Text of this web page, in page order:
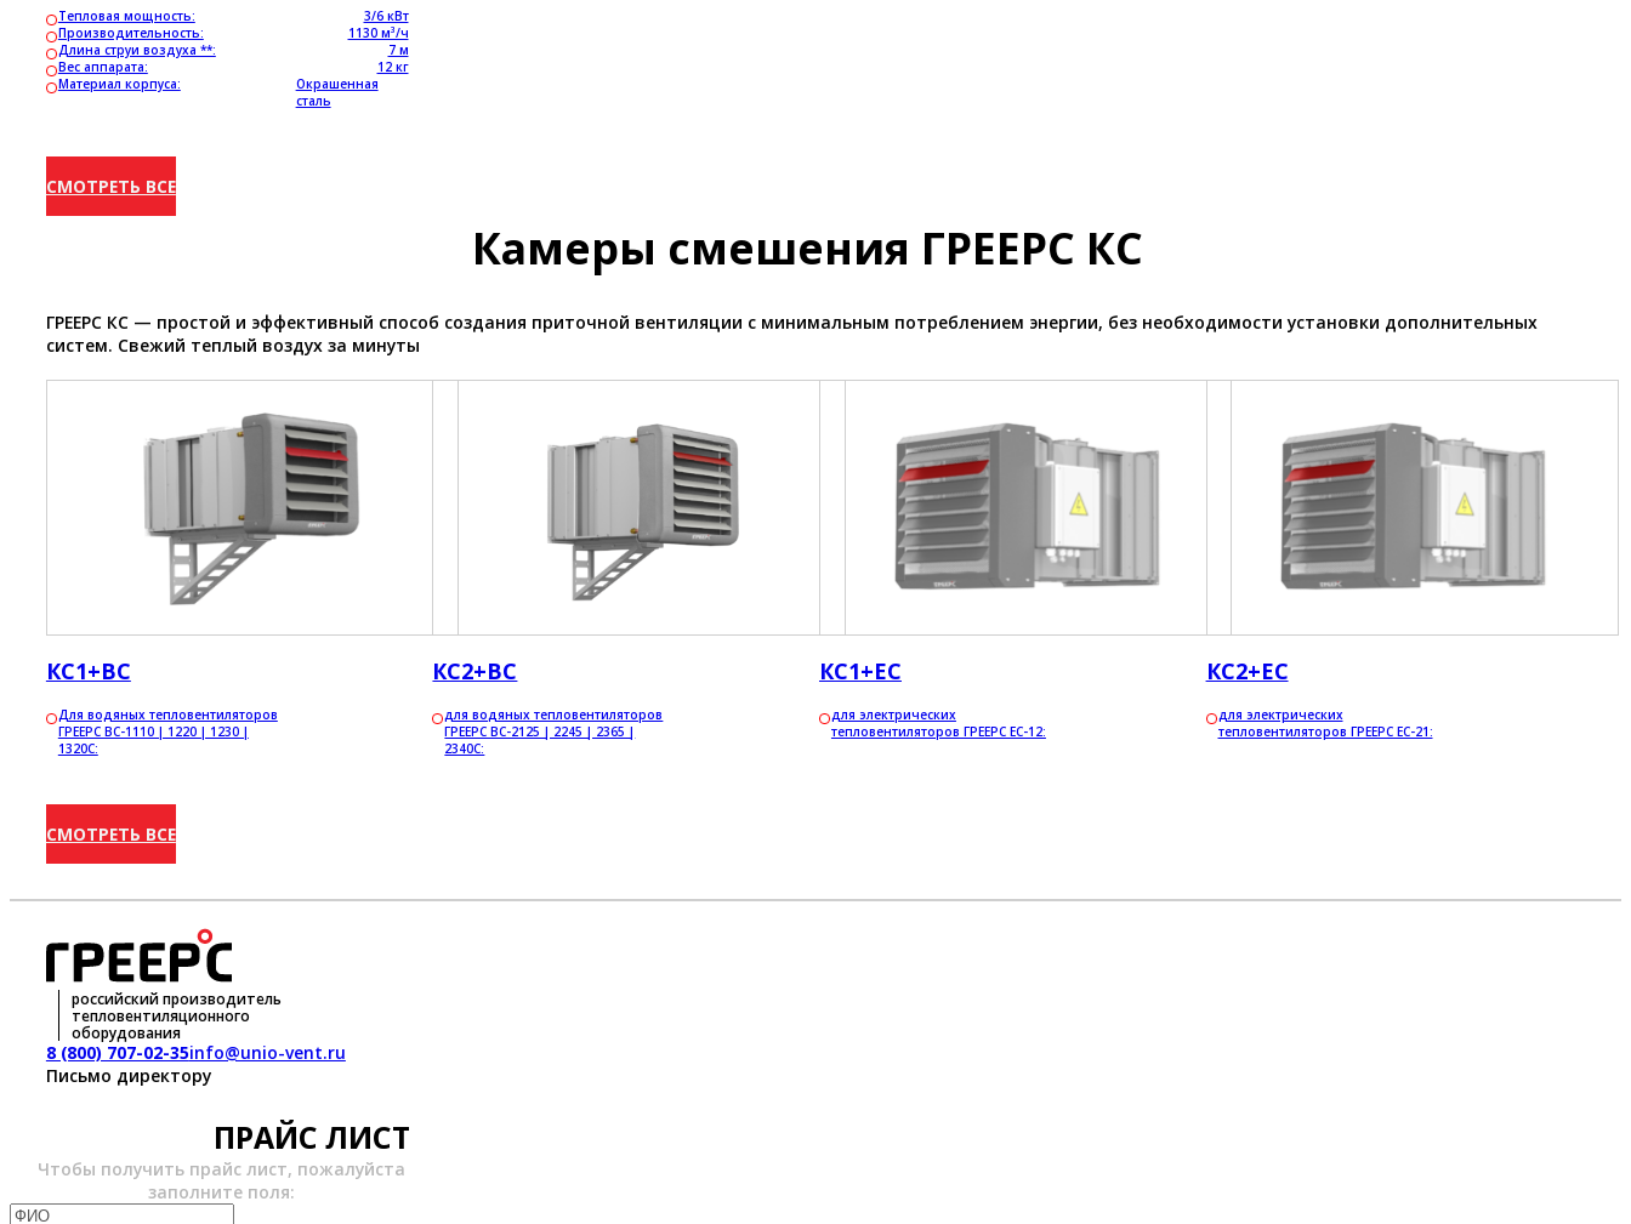
Тепловая мощность:
3/6 кВт
Производительность:
1130 м³/ч
Длина струи воздуха **:
7 м
Вес аппарата:
12 кг
Материал корпуса:
Окрашенная
сталь
СМОТРЕТЬ ВСЕ
Камеры смешения ГРЕЕРС КС
ГРЕЕРС КС — простой и эффективный способ создания приточной вентиляции с минимальным потреблением энергии, без необходимости установки дополнительных
систем. Свежий теплый воздух за минуты
КС1+ВС
Для водяных тепловентиляторов
ГРЕЕРС ВС-1110 | 1220 | 1230 |
1320С:
КС2+ВС
для водяных тепловентиляторов
ГРЕЕРС ВС-2125 | 2245 | 2365 |
2340С:
КС1+ЕС
для электрических
тепловентиляторов ГРЕЕРС ЕС-12:
КС2+ЕС
для электрических
тепловентиляторов ГРЕЕРС ЕС-21:
СМОТРЕТЬ ВСЕ
российский производитель
тепловентиляционного
оборудования
8 (800) 707-02-35info@unio-vent.ru
Письмо директору
ПРАЙС ЛИСТ
Чтобы получить прайс лист, пожалуйста
заполните поля: